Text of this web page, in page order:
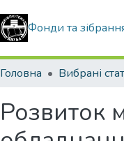
Фонди та
Головна
Розвиток